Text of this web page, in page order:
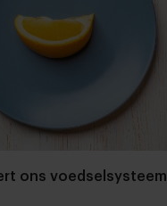
ons voedselsysteem